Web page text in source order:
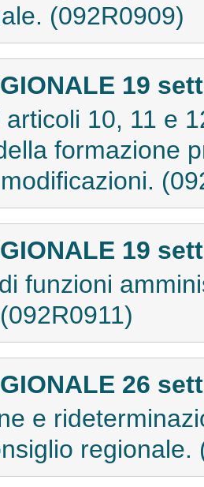
(092R0909)
19
10, 11 e
formazione
19
funzioni
26
e
regionale.